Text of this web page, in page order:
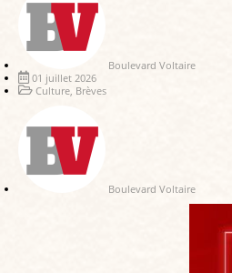
Boulevard Voltaire
01 juillet 2026
Culture Brèves
Boulevard Voltaire